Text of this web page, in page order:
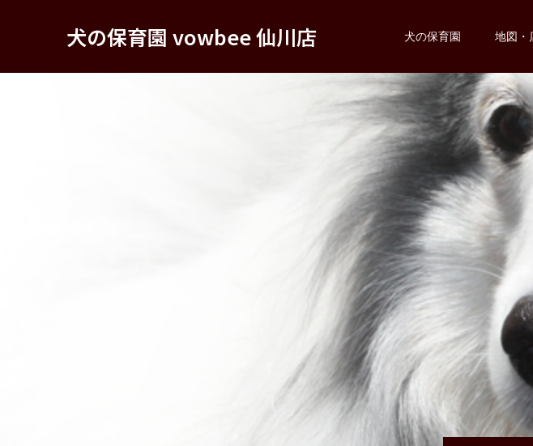
犬の保育園 vowbee 仙川店 犬の保育園 地図・